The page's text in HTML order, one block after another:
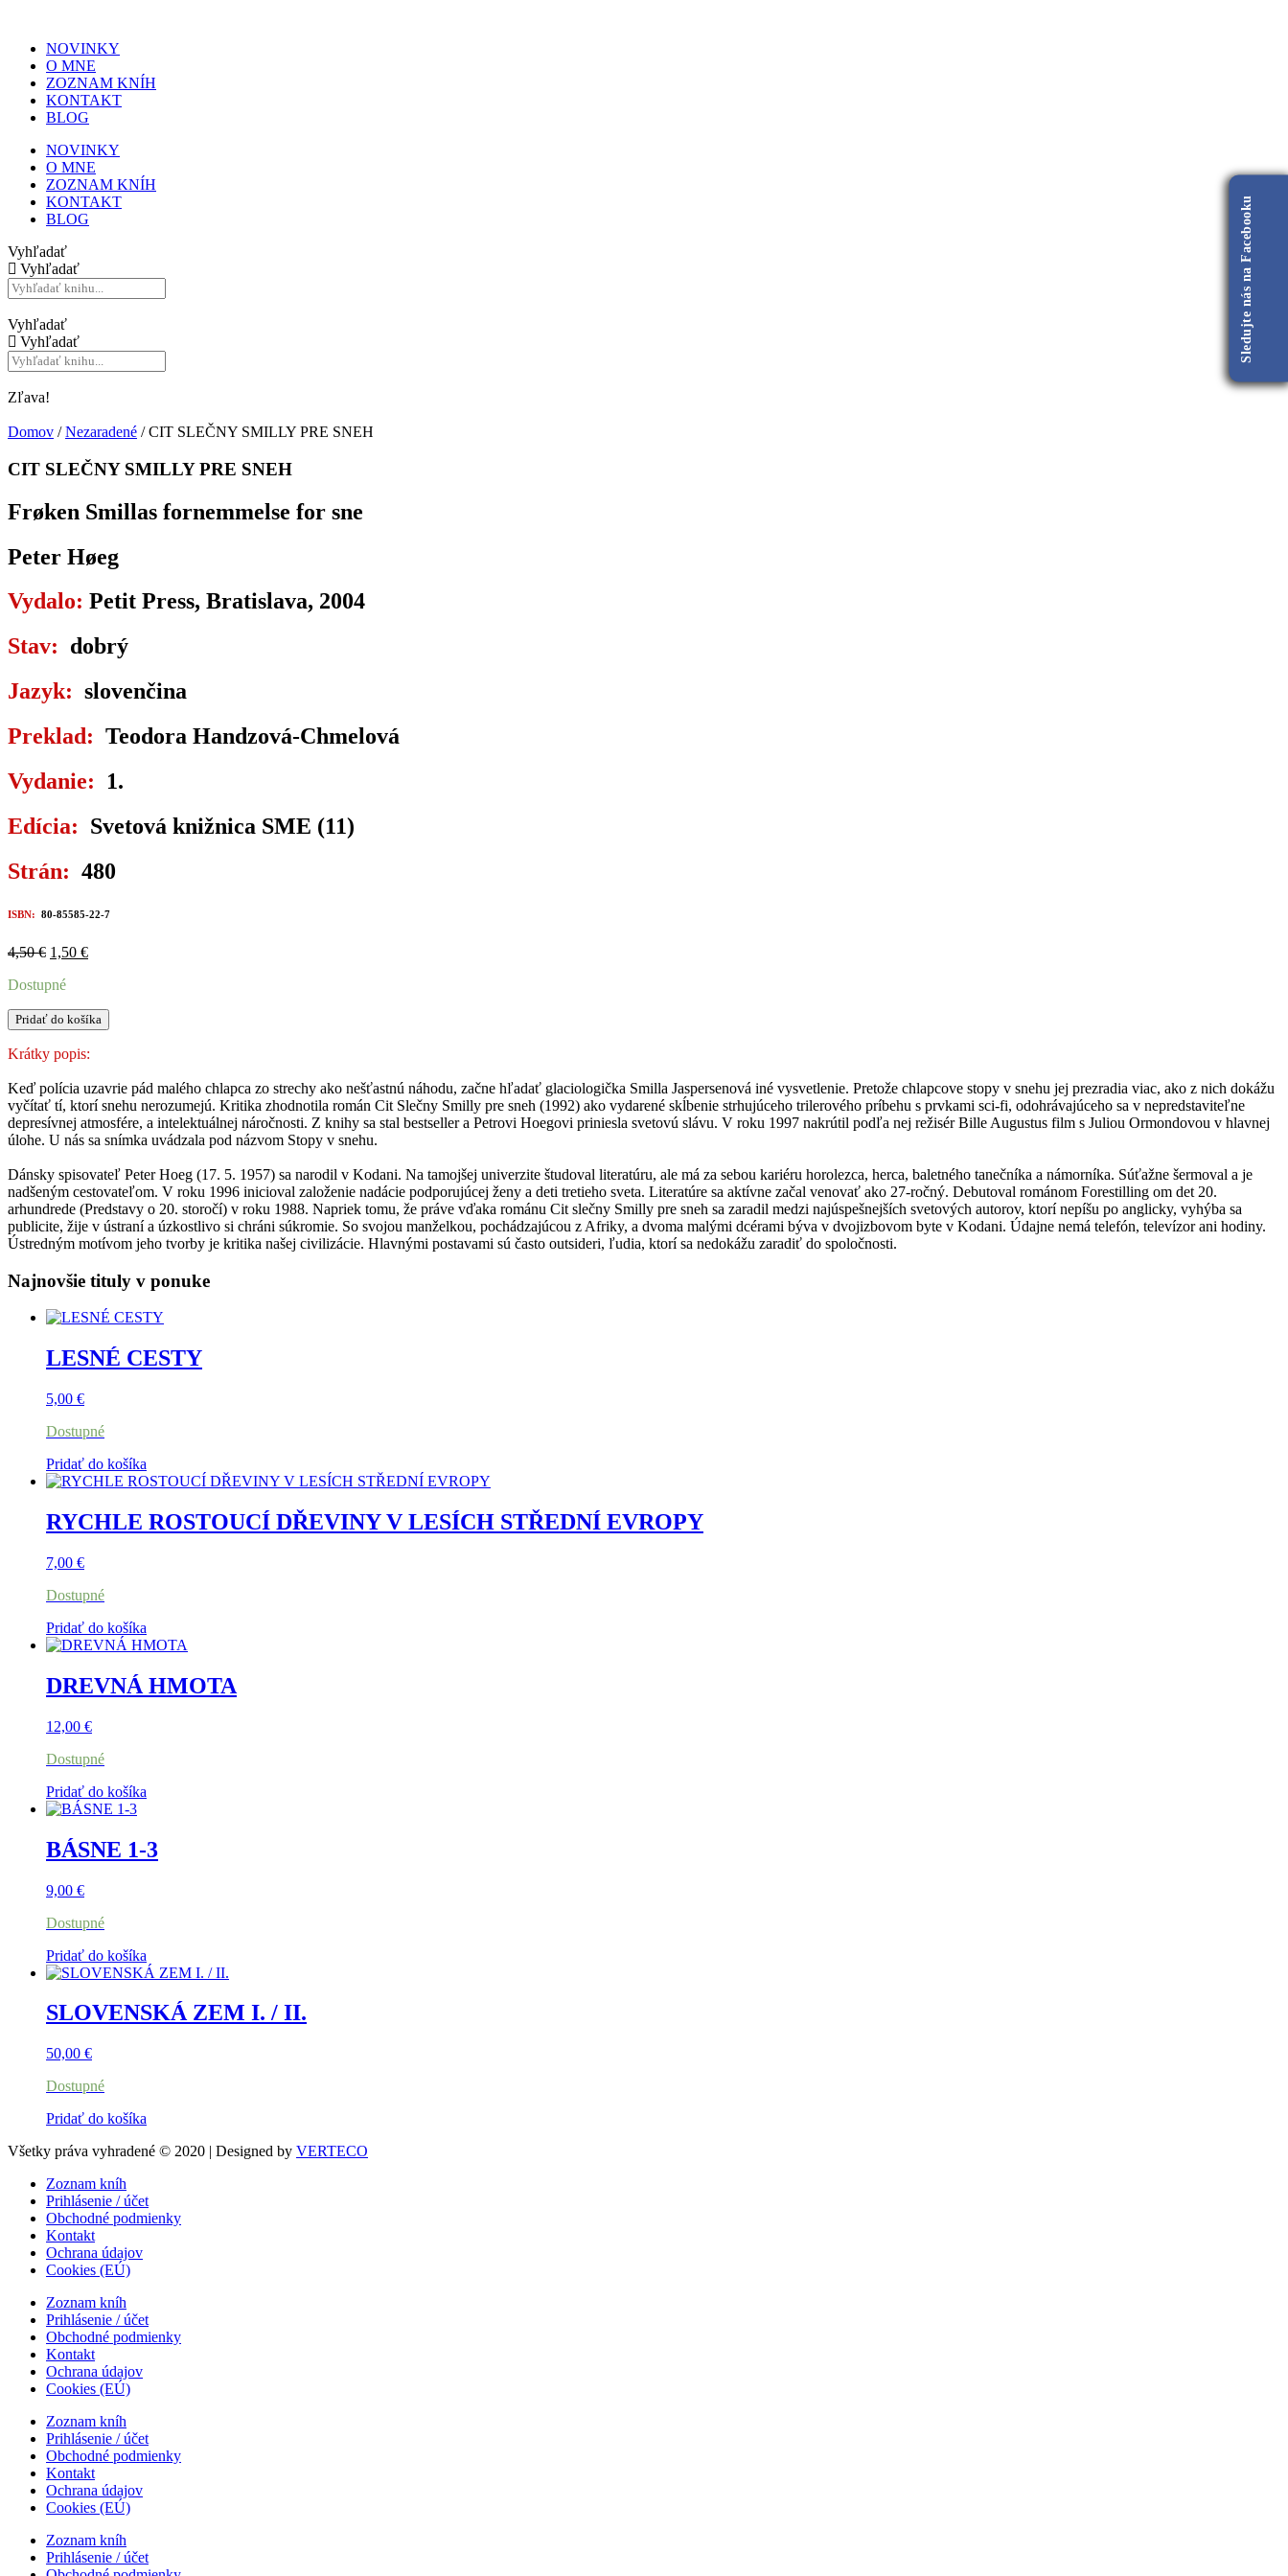
NOVINKY
O MNE
ZOZNAM KNÍH
KONTAKT
BLOG
NOVINKY
O MNE
ZOZNAM KNÍH
KONTAKT
BLOG
Vyhľadať
Vyhľadať
Vyhľadať
Vyhľadať
Zľava!
Domov /Nezaradené / CIT SLEČNY SMILLY PRE SNEH
CIT SLEČNY SMILLY PRE SNEH
Frøken Smillas fornemmelse for sne
Peter Høeg
Vydalo: Petit Press, Bratislava, 2004
Stav: dobrý
Jazyk: slovenčina
Preklad: Teodora Handzová-Chmelová
Vydanie: 1.
Edícia: Svetová knižnica SME (11)
Strán: 480
ISBN: 80-85585-22-7
4,50€ Pôvodná
bola:
1,50 €Aktuálna
Dostupné
množstvo
CIT
SLEČNY
PRE
SNEH
Pridať do košíka
Krátky popis:
Keď polícia uzavrie pád malého chlapca zo strechy ako nešťastnú náhodu, začne hľadať glaciologička Smilla Jaspersenová iné vysvetlenie. Pretože chlapcove stopy v snehu jej prezradia viac, ako z nich dokážu
vyčítať tí, ktorí snehu nerozumejú. Kritika zhodnotila román Cit Slečny Smilly pre sneh (1992) ako vydarené skĺbenie strhujúceho trilerového príbehu s prvkami sci-fi, odohrávajúceho sa v nepredstaviteľne
depresívnej atmosfére, a intelektuálnej náročnosti. Z knihy sa stal bestseller a Petrovi Hoegovi priniesla svetovú slávu. V roku 1997 nakrútil podľa nej režisér Bille Augustus film s Juliou Ormondovou v hlavnej
úlohe. U nás sa snímka uvádzala pod názvom Stopy v snehu.
Dánsky spisovateľ Peter Hoeg (17. 5. 1957) sa narodil v Kodani. Na tamojšej univerzite študoval literatúru, ale má za sebou kariéru horolezca, herca, baletného tanečníka a námorníka. Súťažne šermoval a je
nadšeným cestovateľom. V roku 1996 inicioval založenie nadácie podporujúcej ženy a deti tretieho sveta. Literatúre sa aktívne začal venovať ako 27-ročný. Debutoval románom Forestilling om det 20.
arhundrede (Predstavy o 20. storočí) v roku 1988. Napriek tomu, že práve vďaka románu Cit slečny Smilly pre sneh sa zaradil medzi najúspešnejších svetových autorov, ktorí nepíšu po anglicky, vyhýba sa
publicite, žije v ústraní a úzkostlivo si chráni súkromie. So svojou manželkou, pochádzajúcou z Afriky, a dvoma malými dcérami býva v dvojizbovom byte v Kodani. Údajne nemá telefón, televízor ani hodiny.
Ústredným motívom jeho tvorby je kritika našej civilizácie. Hlavnými postavami sú často outsideri, ľudia, ktorí sa nedokážu zaradiť do spoločnosti.
Najnovšie tituly v ponuke
LESNÉ CESTY
5,00 €
Dostupné
Pridať do košíka
RYCHLE ROSTOUCÍ DŘEVINY V LESÍCH STŘEDNÍ EVROPY
7,00 €
Dostupné
Pridať do košíka
DREVNÁ HMOTA
12,00 €
Dostupné
Pridať do košíka
BÁSNE 1-3
9,00 €
Dostupné
Pridať do košíka
SLOVENSKÁ ZEM I. / II.
50,00 €
Dostupné
Pridať do košíka
Všetky práva vyhradené © 2020 | Designed by VERTECO
Zoznam kníh
Prihlásenie / účet
Obchodné podmienky
Kontakt
Ochrana údajov
Cookies (EÚ)
Zoznam kníh
Prihlásenie / účet
Obchodné podmienky
Kontakt
Ochrana údajov
Cookies (EÚ)
Zoznam kníh
Prihlásenie / účet
Obchodné podmienky
Kontakt
Ochrana údajov
Cookies (EÚ)
Zoznam kníh
Prihlásenie / účet
Sledujte nás na Facebooku